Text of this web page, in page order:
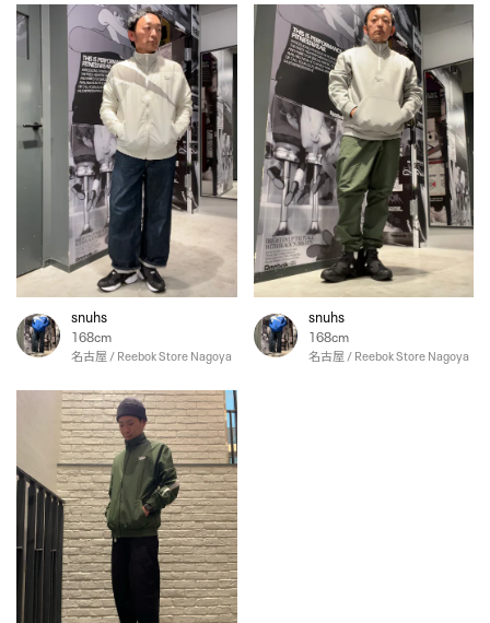
snuhs
168cm
名古屋 / Reebok Store Nagoya
snuhs
168cm
名古屋 / Reebok Store Nagoya